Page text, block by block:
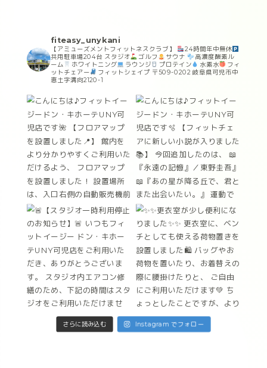
fiteasy_unykani
【アミューズメントフィットネスクラブ】 24時間年中無休
共用駐車場204台 スタジオ ゴルフ サウナ 高濃度酸素ル
ーム ホワイトニング ラウンジ プロテイン 水素水 フィ
ットチェアー フィットシェイプ 〒509-0202 岐阜県可児市中
恵土字溝向2120-1
さらに読み込む Instagram でフォロー